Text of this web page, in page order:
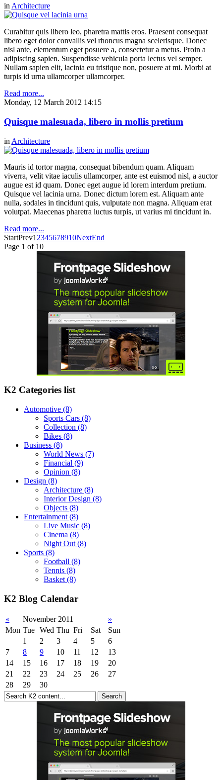
in Architecture
Curabitur quis libero leo, pharetra mattis eros. Praesent consequat
libero eget dolor convallis vel rhoncus magna scelerisque. Donec
nisl ante, elementum eget posuere a, consectetur a metus. Proin a
adipiscing sapien. Suspendisse vehicula porta lectus vel semper.
Nullam sapien elit, lacinia eu tristique non, posuere at mi. Morbi at
turpis id urna ullamcorper ullamcorper.
Read more...
Monday, 12 March 2012 14:15
Quisque malesuada, libero in mollis pretium
in Architecture
Mauris id tortor magna, consequat bibendum quam. Aliquam
viverra, velit vitae iaculis ullamcorper, ante est euismod nisl, a auctor
augue est id quam. Donec eget augue id lorem interdum pretium.
Quisque vel lacinia urna. Donec dictum lorem est. Aliquam ante
nulla, sodales in tincidunt quis, vulputate non magna. Aliquam erat
volutpat. Maecenas pharetra luctus turpis, ut varius mi tincidunt in.
Read more...
StartPrev1 2345678910NextEnd
Page 1 of 10
K2 Categories list
Automotive (8)
Sports Cars (8)
Collection (8)
Bikes (8)
Business (8)
World News (7)
Financial (9)
Opinion (8)
Design (8)
Architecture (8)
Interior Design (8)
Objects (8)
Entertainment (8)
Live Music (8)
Cinema (8)
Night Out (8)
Sports (8)
Football (8)
Tennis (8)
Basket (8)
K2 Blog Calendar
« November 2011
»
Mon Tue Wed Thu Fri Sat
Sun
1
2 3 4 5
6
7
8 9 10 11 12
13
14
15 16 17 18 19
20
21
22 23 24 25 26
27
28
29 30